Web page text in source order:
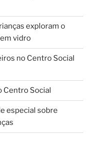
exploram o
vidro
no Centro Social
Centro Social
especial sobre